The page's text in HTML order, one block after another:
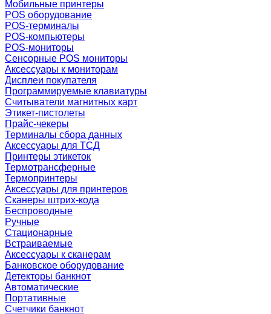
Мобильные принтеры
POS оборудование
POS-терминалы
POS-компьютеры
POS-мониторы
Сенсорные POS мониторы
Аксессуары к мониторам
Дисплеи покупателя
Программируемые клавиатуры
Считыватели магнитных карт
Этикет-пистолеты
Прайс-чекеры
Терминалы сбора данных
Аксессуары для ТСД
Принтеры этикеток
Термотрансферные
Термопринтеры
Аксессуары для принтеров
Сканеры штрих-кода
Беспроводные
Ручные
Стационарные
Встраиваемые
Аксессуары к сканерам
Банковское оборудование
Детекторы банкнот
Автоматические
Портативные
Счетчики банкнот